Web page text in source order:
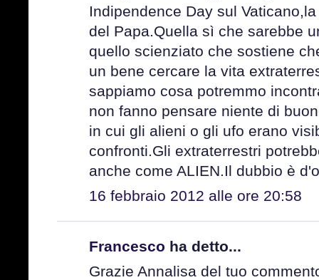
Indipendence Day sul
del Papa.Quella sì che sarebbe
quello scienziato che sostiene
un bene cercare la vita
sappiamo cosa potremmo
non fanno pensare niente di
in cui gli alieni o gli ufo erano
confronti.Gli extraterrestri
anche come ALIEN.Il dubbio è
16 febbraio 2012 alle ore 20:58
Francesco ha detto...
Grazie Annalisa del tuo